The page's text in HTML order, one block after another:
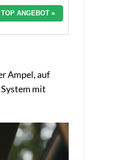
ANGEBOT »
Ampel, auf
mit